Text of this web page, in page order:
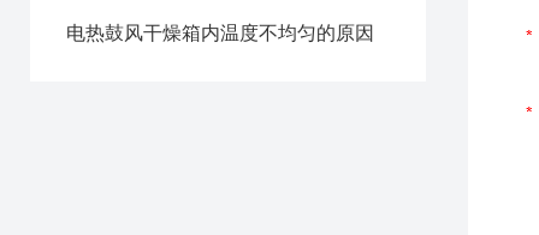
电热鼓风干燥箱内温度不均匀的原因